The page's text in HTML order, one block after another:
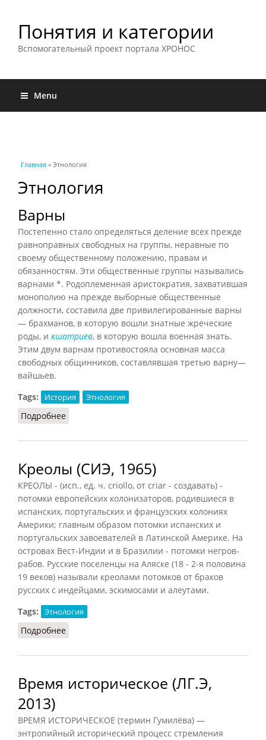
Понятия и категории
Вспомогательный проект портала ХРОНОС
Menu
Вы здесь
Главная » Этнология
Этнология
Варны
Постепенно стало определяться деление всех прежде
равноправных свободных на группы, неравные по
своему общественному положению, правам и
обязанностям. Эти общественные группы назывались
варнами *. Родоплеменная аристократия, захватившая
монополию на прежде выборные общественные
должности, составила две привилегированные варны
— брахманов, в которую вошли знатные жреческие
роды, и кшатриев, в которую вошла военная знать.
Этим двум варнам противостояла основная масса
свободных общинников, составлявшая третью варну—
вайшьев.
Tags:
История Этнология
Подробнее
Креолы (СИЭ, 1965)
КРЕОЛЫ - (исп., ед. ч. criollo, от criar - создавать) -
потомки европейских колонизаторов, родившиеся в
испанских, португальских и французских колониях
Америки; главным образом потомки испанских и
португальских завоевателей в Латинской Америке. На
островах Вест-Индии и в Бразилии - потомки негров-
рабов. Русские поселенцы на Аляске (18 - 2-я половина
19 веков) называли креолами потомков от браков
русских с индейцами, эскимосами и алеутами.
Tags:
Этнология
Подробнее
Время историческое (ЛГ.Э,
2013)
ВРЕМЯ ИСТОРИЧЕСКОЕ (термин Гумилёва) —
энтропийный исторический процесс стремления